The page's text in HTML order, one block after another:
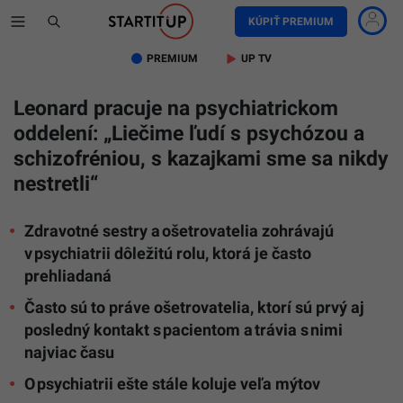
KÚPIŤ PREMIUM
PREMIUM UP TV
Leonard pracuje na psychiatrickom
oddelení: „Liečime ľudí s psychózou a
schizofréniou, s kazajkami sme sa nikdy
nestretli“
Zdravotné sestry a ošetrovatelia zohrávajú
v psychiatrii dôležitú rolu, ktorá je často
prehliadaná
Často sú to práve ošetrovatelia, ktorí sú prvý aj
posledný kontakt s pacientom a trávia s nimi
najviac času
O psychiatrii ešte stále koluje veľa mýtov